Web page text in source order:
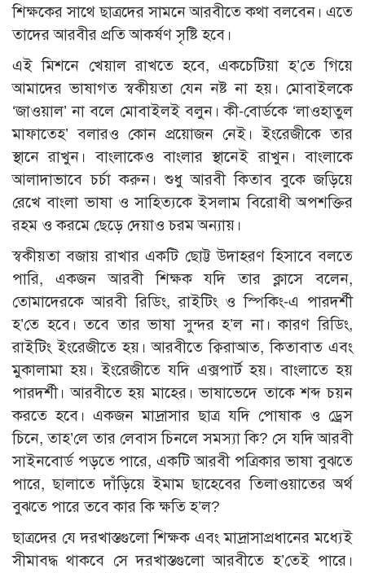
শিক্ষকের সাথে ছাত্রদের সামনে আরবীতে কথা বলবেন। এতে
তাদের আরবীর প্রতি আকর্ষণ সৃষ্টি হবে।
এই মিশনে খেয়াল রাখতে হবে, একচেটিয়া হ’তে গিয়ে
আমাদের ভাষাগত স্বকীয়তা যেন নষ্ট না হয়। মোবাইলকে
‘জাওয়াল’ না বলে মোবাইলই বলুন। কী-বোর্ডকে ‘লাওহাতুল
মাফাতেহ’ বলারও কোন প্রয়োজন নেই। ইংরেজীকে তার
স্থানে রাখুন। বাংলাকেও বাংলার স্থানেই রাখুন। বাংলাকে
আলাদাভাবে চর্চা করুন। শুধু আরবী কিতাব বুকে জড়িয়ে
রেখে বাংলা ভাষা ও সাহিত্যকে ইসলাম বিরোধী অপশক্তির
রহম ও করমে ছেড়ে দেয়াও চরম অন্যায়।
স্বকীয়তা বজায় রাখার একটি ছোট্ট উদাহরণ হিসাবে বলতে
পারি, একজন আরবী শিক্ষক যদি তার ক্লাসে বলেন,
তোমাদেরকে আরবী রিডিং, রাইটিং ও স্পিকিং-এ পারদর্শী
হ’তে হবে। তবে তার ভাষা সুন্দর হ’ল না। কারণ রিডিং,
রাইটিং ইংরেজীতে হয়। আরবীতে ক্বিরাআত, কিতাবাত এবং
মুকালামা হয়। ইংরেজীতে যদি এক্সপার্ট হয়। বাংলাতে হয়
পারদর্শী। আরবীতে হয় মাহের। ভাষাভেদে তাকে শব্দ চয়ন
করতে হবে। একজন মাদ্রাসার ছাত্র যদি পোষাক ও ড্রেস
চিনে, তাহ’লে তার লেবাস চিনলে সমস্যা কি? সে যদি আরবী
সাইনবোর্ড পড়তে পারে, একটি আরবী পত্রিকার ভাষা বুঝতে
পারে, ছালাতে দাঁড়িয়ে ইমাম ছাহেবের তিলাওয়াতের অর্থ
বুঝতে পারে তবে কার কি ক্ষতি হ’ল?
ছাত্রদের যে দরখাস্তগুলো শিক্ষক এবং মাদ্রাসাপ্রধানের মধ্যেই
সীমাবদ্ধ থাকবে সে দরখাস্তগুলো আরবীতে হ’তেই পারে।